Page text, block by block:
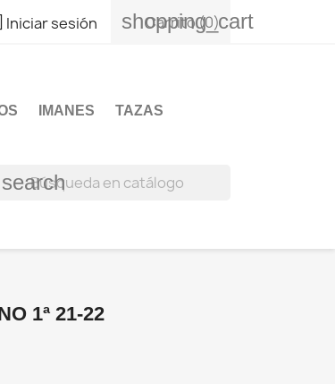
Iniciar sesión shopping_cart
Carrito(0)
IMANES TAZAS
search
1ª 21-22